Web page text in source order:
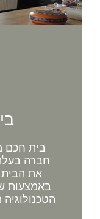
בית חכם
חברה בעלת
את
באמצעות